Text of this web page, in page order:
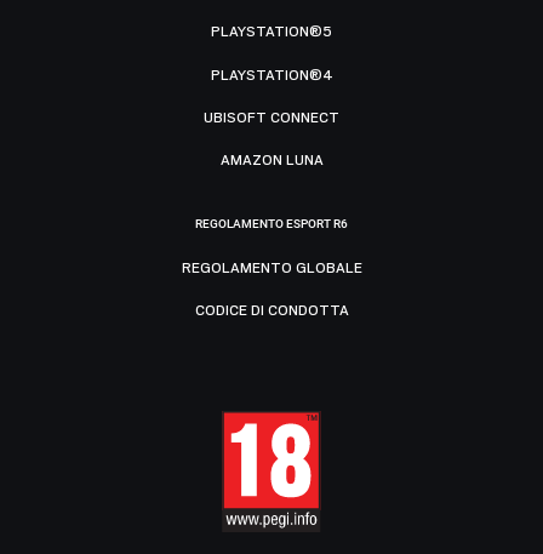
PLAYSTATION®5
PLAYSTATION®4
UBISOFT CONNECT
AMAZON LUNA
REGOLAMENTO ESPORT R6
REGOLAMENTO GLOBALE
CODICE DI CONDOTTA